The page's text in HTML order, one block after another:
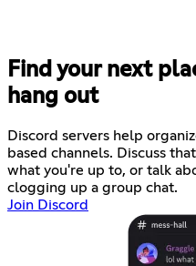
Find your next
hang out
Discord servers help
based channels. Discuss
what you're up to, or talk
clogging up a group chat.
Join Discord